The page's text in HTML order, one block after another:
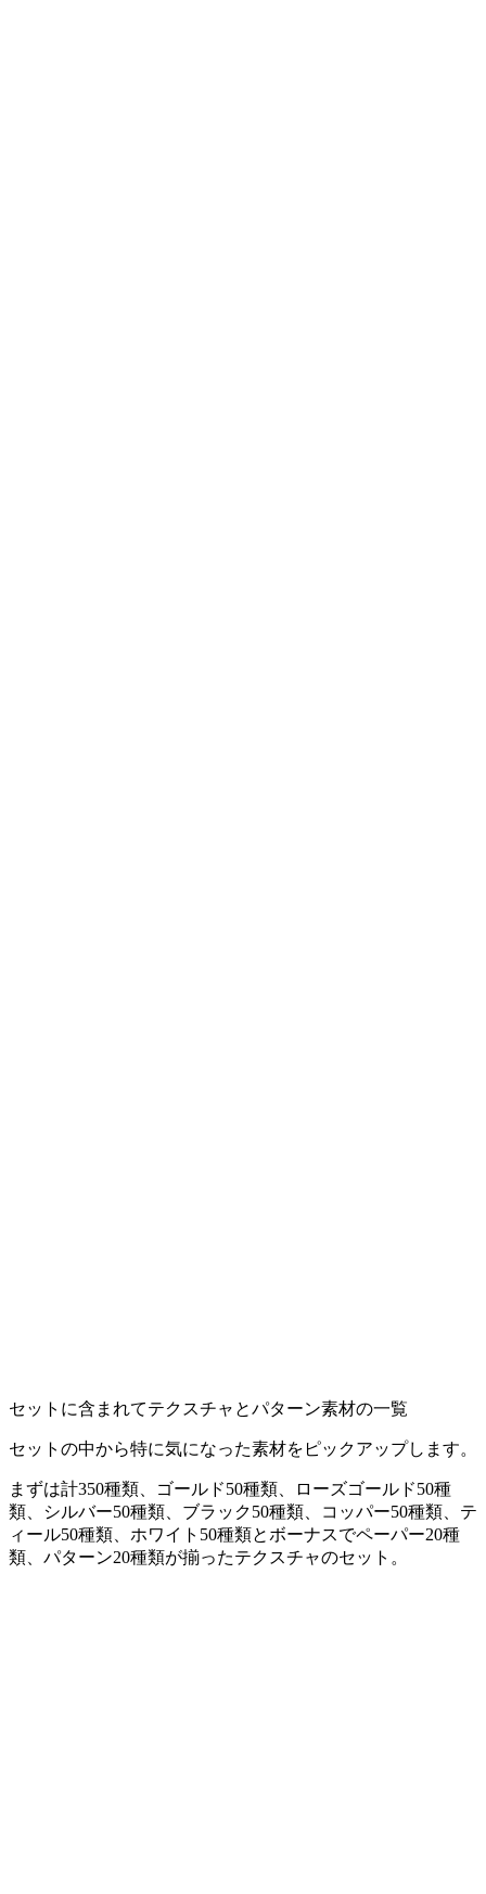
セットに含まれてテクスチャとパターン素材の一覧
セットの中から特に気になった素材をピックアップします。
まずは計350種類、ゴールド50種類、ローズゴールド50種
類、シルバー50種類、ブラック50種類、コッパー50種類、テ
ィール50種類、ホワイト50種類とボーナスでペーパー20種
類、パターン20種類が揃ったテクスチャのセット。